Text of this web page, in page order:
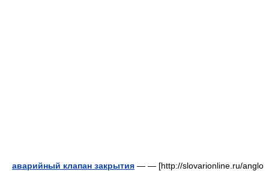
аварийный клапан закрытия — — [http://slovarionline.ru/anglo